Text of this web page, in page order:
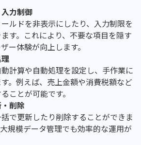
力制御
ルドを非表示にしたり、入力制限を
す。これにより、不要な項目を隠す
ー体験が向上します。
計算や自動処理を設定し、手作業に
。例えば、売上金額や消費税額など
ことが可能です。
削除
で更新したり削除することができま
規模データ管理でも効率的な運用が